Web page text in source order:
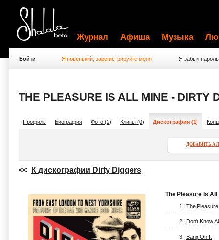
Журнал Афиша Музыка
Войти Я новенький, зарегистрируйте меня Я забыл пароль
THE PLEASURE IS ALL MINE - DIRTY
Профиль Биография Фото (2) Клипы (0) Дискография (1)
ДОБАВИТЬ
<< К дискографии Dirty Diggers
The Pleasure Is All
1 The Pleasure
2 Don't Know
3 Bang On It